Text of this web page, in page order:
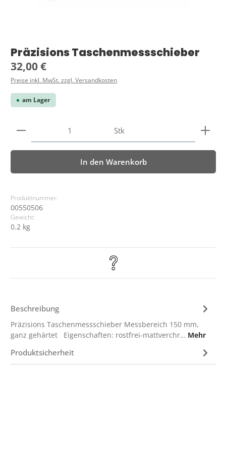
Präzisions Taschenmessschieber
Regulärer Preis:
32,00 €
Preise inkl. MwSt. zzgl. Versandkosten
am Lager
Produkt Anzahl: Gib den gewünschten Wert ein
Stk
In den Warenkorb
Produktnummer:
00550506
Gewicht:
0.2 kg
Beschreibung
Präzisions Taschenmessschieber Messbereich 150 mm,
ganz gehärtet Eigenschaften: rostfrei-mattverchr… Mehr
Produktsicherheit